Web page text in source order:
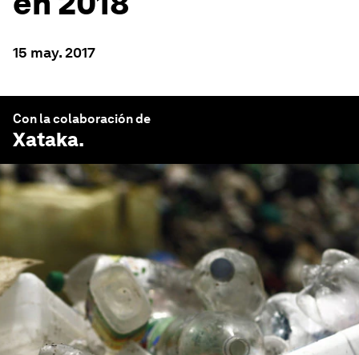
15 may. 2017
Con la colaboración de
Xataka.